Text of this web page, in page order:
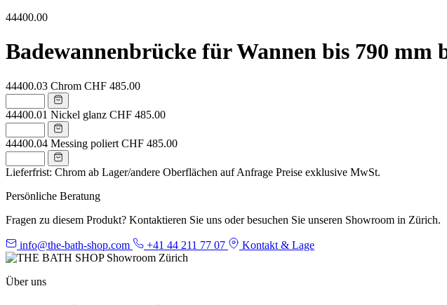
44400.00
Badewannenbrücke für Wannen bis 790 mm
44400.03 Chrom CHF 485.00
44400.01 Nickel glanz CHF 485.00
44400.04 Messing poliert CHF 485.00
Lieferfrist: Chrom ab Lager/andere Oberflächen auf Anfrage Preise exklusive MwSt.
Persönliche Beratung
Fragen zu diesem Produkt? Kontaktieren Sie uns oder besuchen Sie unseren Showroom in Zürich.
info@the-bath-shop.com +41 44 211 77 07 Kontakt & Lage
Über uns